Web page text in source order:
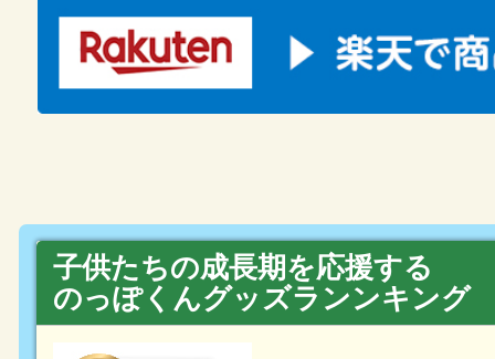
子供たちの成長期を応援する
のっぽくんグッズランンキング